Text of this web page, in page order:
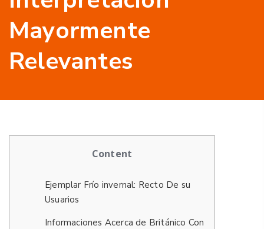
Mayormente
Relevantes
Content
Ejemplar Frí­o invernal: Recto De su
Usuarios
Informaciones Acerca de Británico Con